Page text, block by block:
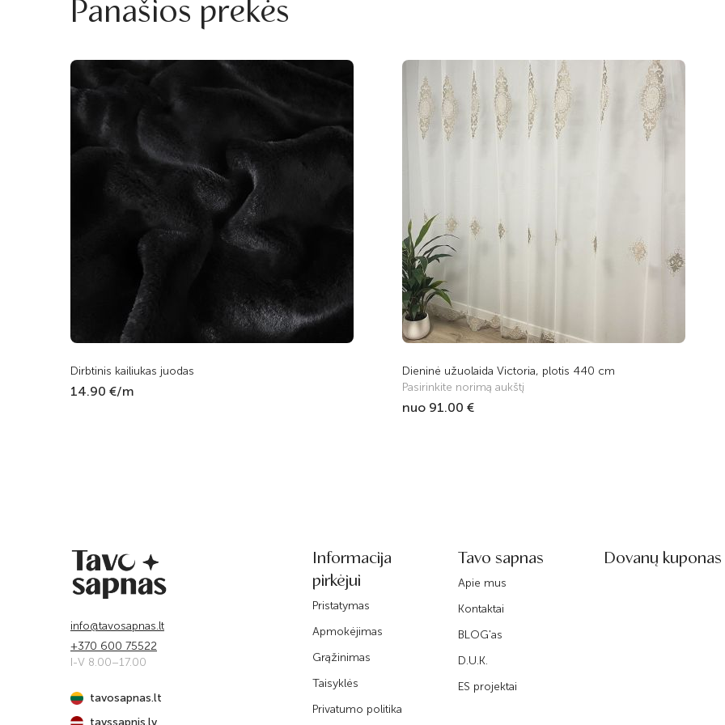
Panašios prekės
Dirbtinis kailiukas juodas
14.90 €/m
Dieninė užuolaida Victoria, plotis 440 cm
Pasirinkite norimą aukštį
nuo 91.00 €
Informacija
pirkėjui
Pristatymas
Apmokėjimas
Grąžinimas
Taisyklės
Privatumo politika
Tavo sapnas
Apie mus
Kontaktai
BLOG'as
D.U.K.
ES projektai
Dovanų kuponas
info@tavosapnas.lt
+370 600 75522
I-V 8.00–17.00
tavosapnas.lt
tavssapnis.lv